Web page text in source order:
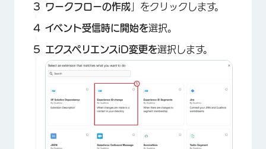
ワークフローの作成 」をクリックします。
イベント受信時に開始を選択。
エクスペリエンスiD変更を選択します。